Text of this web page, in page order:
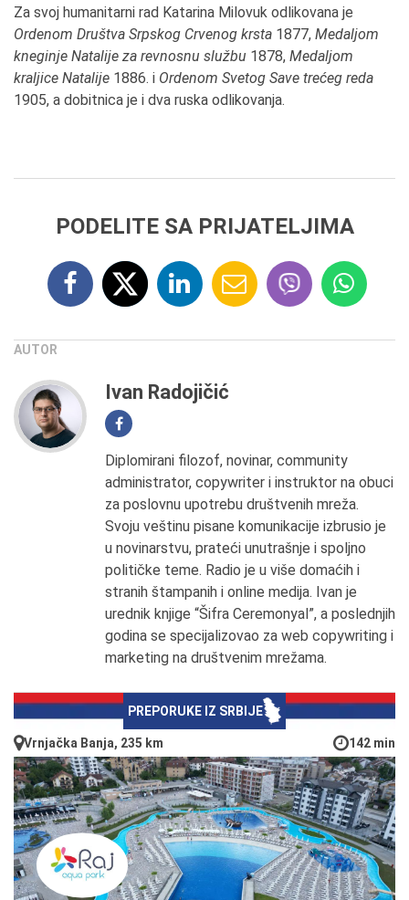
Za svoj humanitarni rad Katarina Milovuk odlikovana je
Ordenom Društva Srpskog Crvenog krsta 1877, Medaljom
kneginje Natalije za revnosnu službu 1878, Medaljom
kraljice Natalije 1886. i Ordenom Svetog Save trećeg reda
1905, a dobitnica je i dva ruska odlikovanja.
PODELITE SA PRIJATELJIMA
AUTOR
Ivan Radojičić
Diplomirani filozof, novinar, community
administrator, copywriter i instruktor na obuci
za poslovnu upotrebu društvenih mreža.
Svoju veštinu pisane komunikacije izbrusio je
u novinarstvu, prateći unutrašnje i spoljno
političke teme. Radio je u više domaćih i
stranih štampanih i online medija. Ivan je
urednik knjige “Šifra Ceremonyal”, a poslednjih
godina se specijalizovao za web copywriting i
marketing na društvenim mrežama.
PREPORUKE IZ SRBIJE
Vrnjačka Banja, 235 km 142 min